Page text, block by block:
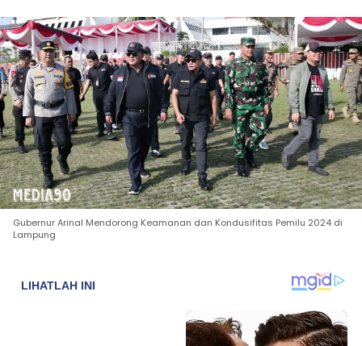
Gubernur Arinal Mendorong Keamanan dan Kondusifitas Pemilu 2024 di
Lampung